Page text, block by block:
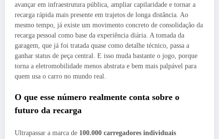
avançar em infraestrutura pública, ampliar capilaridade e tornar a
recarga rápida mais presente em trajetos de longa distância. Ao
mesmo tempo, já existe um movimento concreto de consolidação da
recarga pessoal como base da experiência diária. A tomada da
garagem, que já foi tratada quase como detalhe técnico, passa a
ganhar status de peça central. E isso muda bastante o jogo, porque
torna a eletromobilidade menos abstrata e bem mais palpável para
quem usa o carro no mundo real.
O que esse número realmente conta sobre o
futuro da recarga
Ultrapassar a marca de 100.000 carregadores individuais